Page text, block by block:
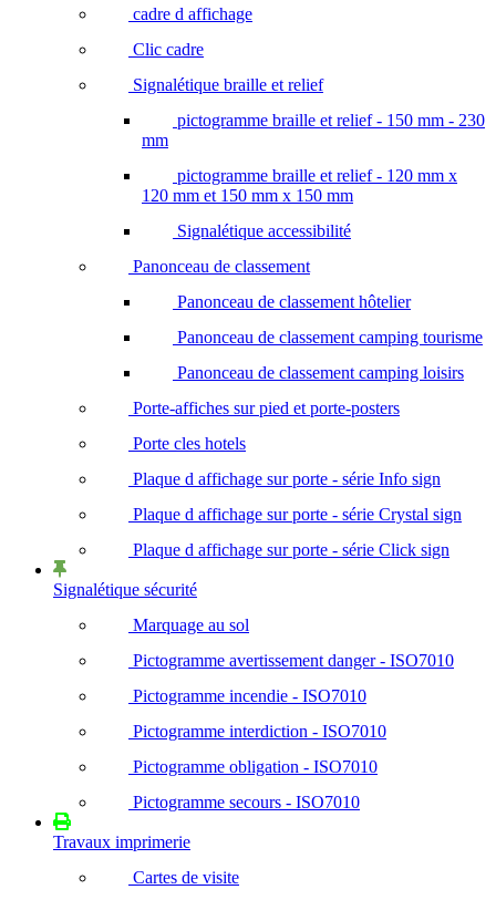
cadre d affichage
Clic cadre
Signalétique braille et relief
pictogramme braille et relief - 150 mm - 230
mm
pictogramme braille et relief - 120 mm x
120 mm et 150 mm x 150 mm
Signalétique accessibilité
Panonceau de classement
Panonceau de classement hôtelier
Panonceau de classement camping tourisme
Panonceau de classement camping loisirs
Porte-affiches sur pied et porte-posters
Porte cles hotels
Plaque d affichage sur porte - série Info sign
Plaque d affichage sur porte - série Crystal sign
Plaque d affichage sur porte - série Click sign
Signalétique sécurité
Marquage au sol
Pictogramme avertissement danger - ISO7010
Pictogramme incendie - ISO7010
Pictogramme interdiction - ISO7010
Pictogramme obligation - ISO7010
Pictogramme secours - ISO7010
Travaux imprimerie
Cartes de visite